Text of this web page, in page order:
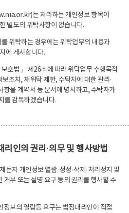
는 처리하는 개인정보 항목이
별도의 위탁사항이 없습니다.
위탁하는 경우에는 위탁업무의 내용과
에 게시합니다.
호법」 제26조에 따라 위탁업무 수행목적
조치, 재위탁 제한, 수탁자에 대한 관리·
항을 계약서 등 문서에 명시하고, 수탁자가
를 감독하겠습니다.
리인의 권리·의무 및 행사방법
든지 개인정보 열람·정정·삭제·처리정지 및
거부 또는 설명 요구 등의 권리를 행사할 수
보의 열람등 요구는 법정대리인이 직접